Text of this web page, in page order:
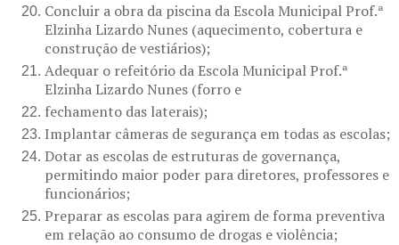
Concluir a obra da piscina da Escola Municipal Prof.ª
Elzinha Lizardo Nunes (aquecimento, cobertura e
construção de vestiários);
Adequar o refeitório da Escola Municipal Prof.ª
Elzinha Lizardo Nunes (forro e
fechamento das laterais);
Implantar câmeras de segurança em todas as escolas;
Dotar as escolas de estruturas de governança,
permitindo maior poder para diretores, professores e
funcionários;
Preparar as escolas para agirem de forma preventiva
em relação ao consumo de drogas e violência;